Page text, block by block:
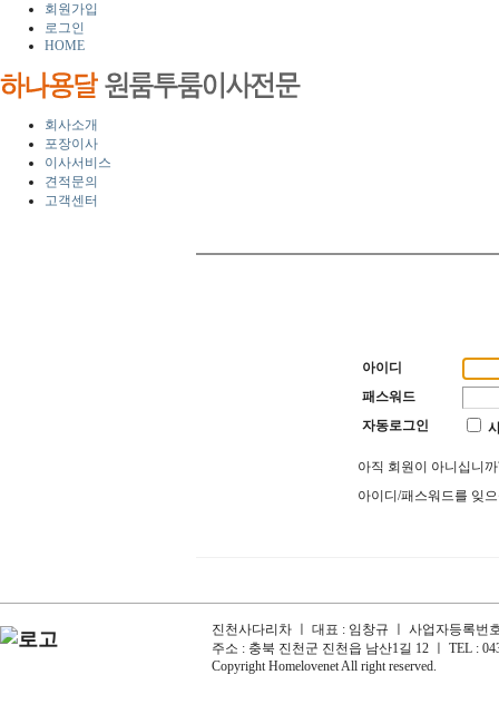
회원가입
로그인
HOME
회사소개
포장이사
이사서비스
견적문의
고객센터
아이디
패스워드
자동로그인
아직 회원이 아니십니
아이디/패스워드를 잊
진천사다리차 ㅣ 대표 : 임창규 ㅣ 사업자등록번
주소 : 충북 진천군 진천읍 남산1길 12 ㅣ TEL :
Copyright Homelovenet All right reserved.